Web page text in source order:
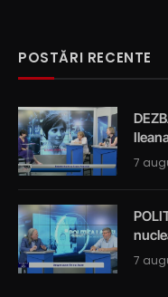
POSTĂRI RECENTE
7
7